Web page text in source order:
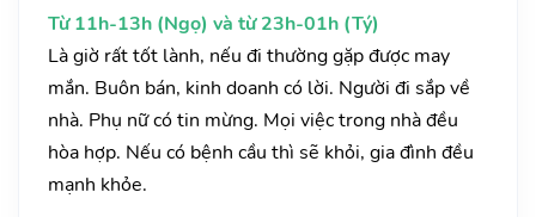
Từ 11h-13h (Ngọ) và từ 23h-01h (Tý)
Là giờ rất tốt lành, nếu đi thường gặp được may
mắn. Buôn bán, kinh doanh có lời. Người đi sắp về
nhà. Phụ nữ có tin mừng. Mọi việc trong nhà đều
hòa hợp. Nếu có bệnh cầu thì sẽ khỏi, gia đình đều
mạnh khỏe.